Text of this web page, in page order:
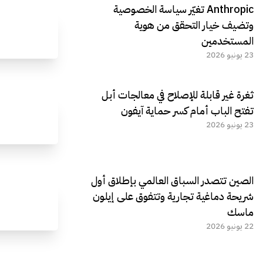
Anthropic تغيّر سياسة الخصوصية
وتضيف خيار التحقق من هوية
المستخدمين
23 يونيو 2026
ثغرة غير قابلة للإصلاح في معالجات أبل
تفتح الباب أمام كسر حماية آيفون
23 يونيو 2026
الصين تتصدر السباق العالمي بإطلاق أول
شريحة دماغية تجارية وتتفوق على إيلون
ماسك
22 يونيو 2026